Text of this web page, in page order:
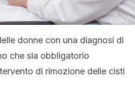
donne con una diagnosi di
che sia obbligatorio
di rimozione delle cisti